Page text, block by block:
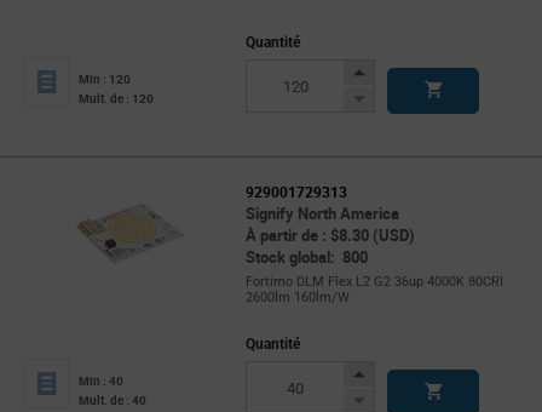
Min : 120
Mult. de : 120
Quantité
Increase
Decrease
929001729313
Signify North America
À partir de : $8.30 (USD)
Stock global: 800
Fortimo DLM Flex L2 G2 36up 4000K 80CRI
2600lm 160lm/W
Min : 40
Mult. de : 40
Quantité
Increase
Decrease